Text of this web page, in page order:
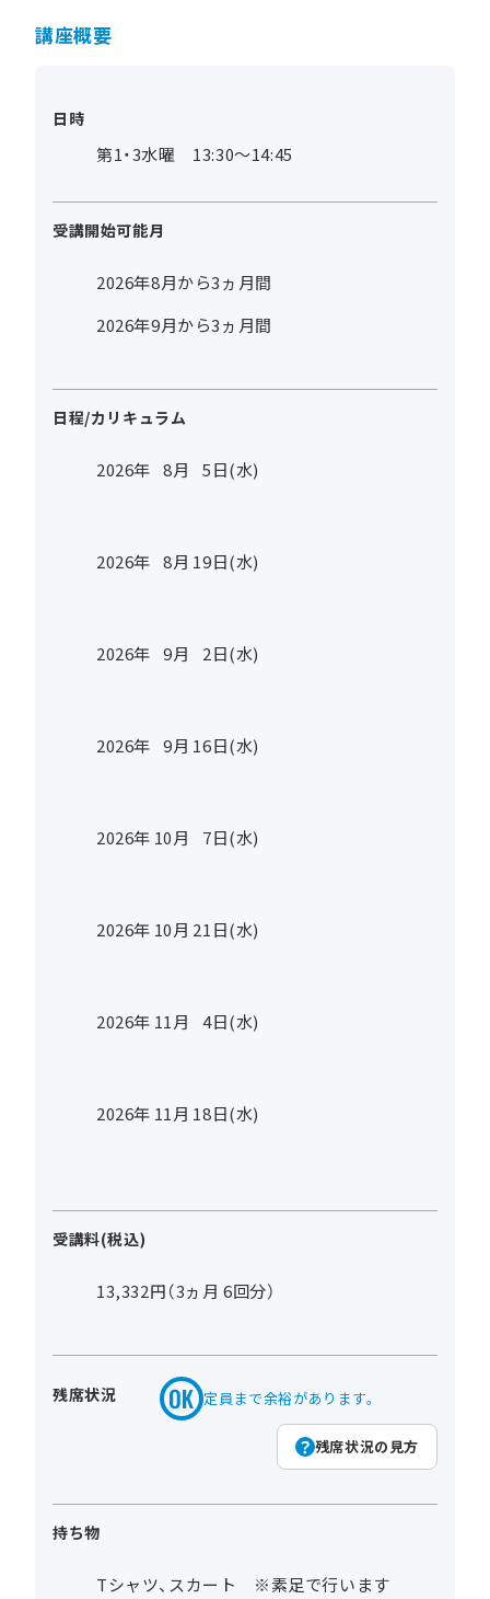
講座概要
日時
第1・3水曜 13:30～14:45
受講開始可能月
2026年8月から3ヵ月間
2026年9月から3ヵ月間
日程/カリキュラム
2026年 8月 5日(水)
2026年 8月 19日(水)
2026年 9月 2日(水)
2026年 9月 16日(水)
2026年 10月 7日(水)
2026年 10月 21日(水)
2026年 11月 4日(水)
2026年 11月 18日(水)
受講料(税込)
13,332円（3ヵ月 6回分）
残席状況 定員まで余裕があります。
残席状況の見方
持ち物
Tシャツ、スカート ※素足で行います